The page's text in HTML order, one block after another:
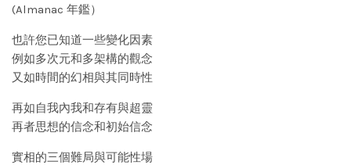
(Almanac 年鑑）
也許您已知道一些變化因素
例如多次元和多架構的觀念
又如時間的幻相與其同時性
再如自我內我和存有與超靈
再者思想的信念和初始信念
實相的三個難局與可能性場